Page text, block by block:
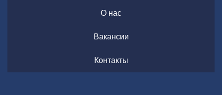
О нас
Вакансии
Контакты